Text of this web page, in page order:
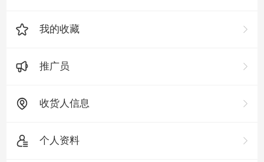
我的收藏
推广员
收货人信息
个人资料